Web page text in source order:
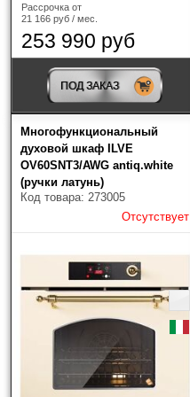
V-ZUG(29)
Zigmund & Shtain
Тип духовки
электрическая (12)
компактная(11)
60 см(10)
(2)
Рассрочка от
21 166 руб / мес.
253 990 руб
ПОД ЗАКАЗ
Многофункциональный
духовой шкаф ILVE
OV60SNT3/AWG antiq.white
(ручки латунь)
Код товара: 273005
Отсутствует